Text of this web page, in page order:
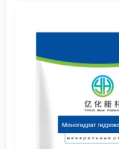
чистоту
https://
поставок обширная,
косвенный признак,
стандартами у них
каждая партия
предсказуемой, это